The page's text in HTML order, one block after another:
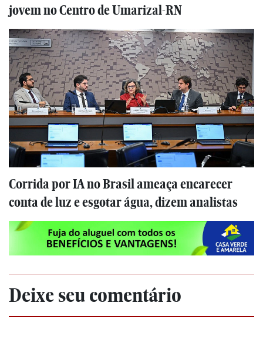
jovem no Centro de Umarizal-RN
Corrida por IA no Brasil ameaça encarecer
conta de luz e esgotar água, dizem analistas
Deixe seu comentário